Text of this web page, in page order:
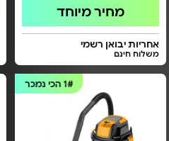
מחיר מיוחד
אחריות יבואן רשמי
משלוח חינם
1#הכי נמכר